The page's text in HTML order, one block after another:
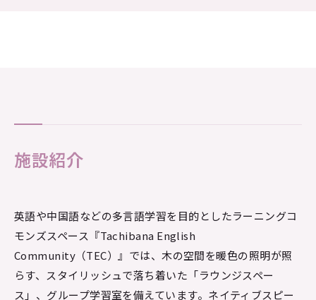
施設紹介
英語や中国語などの多言語学習を目的としたラーニングコ
モンズスペース『Tachibana English
Community（TEC）』では、木の空間を暖色の照明が照
らす、スタイリッシュで落ち着いた「ラウンジスペー
ス」、グループ学習室を備えています。ネイティブスピー